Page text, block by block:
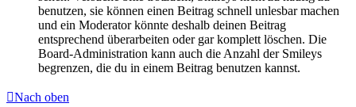
benutzen, sie können einen Beitrag schnell unlesbar machen
und ein Moderator könnte deshalb deinen Beitrag
entsprechend überarbeiten oder gar komplett löschen. Die
Board-Administration kann auch die Anzahl der Smileys
begrenzen, die du in einem Beitrag benutzen kannst.
Nach oben